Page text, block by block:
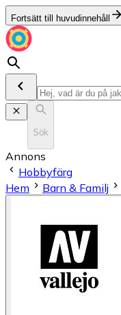
Fortsätt till huvudinnehåll
Sök
Annons
Hobbyfärg
Hem
Barn & Familj